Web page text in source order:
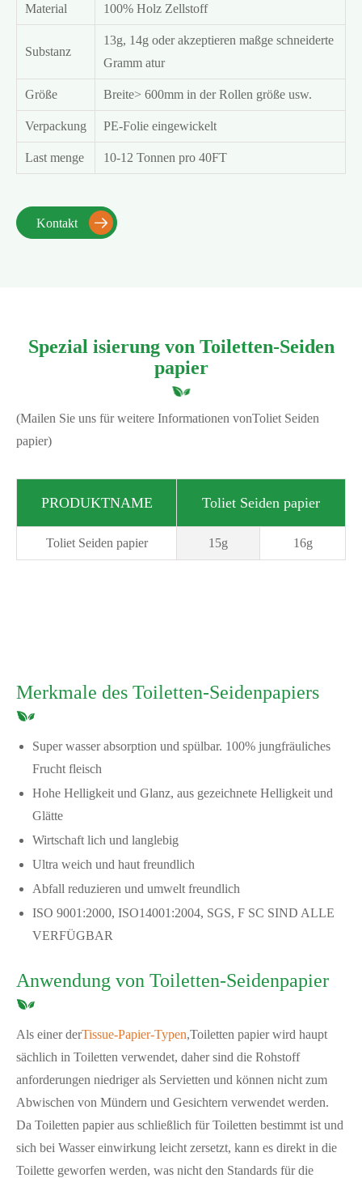
Material 100% Holz Zellstoff
Substanz
13g, 14g oder akzeptieren maßge schneiderte
Gramm atur
Größe Breite> 600mm in der Rollen größe usw.
Verpackung PE-Folie eingewickelt
Last menge 10-12 Tonnen pro 40FT
Kontakt 
Spezial isierung von Toiletten-Seiden
papier
(Mailen Sie uns für weitere Informationen vonToliet Seiden
papier)
PRODUKTNAME Toliet Seiden papier
Toliet Seiden papier 15g 16g
Merkmale des Toiletten-Seidenpapiers
Super wasser absorption und spülbar. 100% jungfräuliches
Frucht fleisch
Hohe Helligkeit und Glanz, aus gezeichnete Helligkeit und
Glätte
Wirtschaft lich und langlebig
Ultra weich und haut freundlich
Abfall reduzieren und umwelt freundlich
ISO 9001:2000, ISO14001:2004, SGS, F SC SIND ALLE
VERFÜGBAR
Anwendung von Toiletten-Seidenpapier
Als einer derTissue-Papier-Typen,Toiletten papier wird haupt
sächlich in Toiletten verwendet, daher sind die Rohstoff
anforderungen niedriger als Servietten und können nicht zum
Abwischen von Mündern und Gesichtern verwendet werden.
Da Toiletten papier aus schließlich für Toiletten bestimmt ist und
sich bei Wasser einwirkung leicht zersetzt, kann es direkt in die
Toilette geworfen werden, was nicht den Standards für die